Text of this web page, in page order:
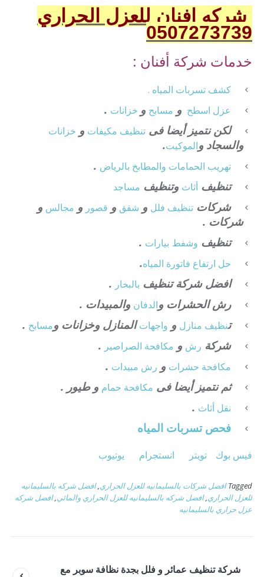
شركه افنان للعزل الحراري
0507273739
خدمات شركة أفنان :
كشف تسربات المياه .
عزل اسطح و مسابح و خزانات .
لكن نتميز أيضا فى تنظيف مكيفات و خزانات
والسجاد والموكيت.
تهريب الحمامات والمطابخ بالرياض .
تنظيف أثاث وتنظيف مساجد
شركات تنظيف فلل و شقق و قصور و مجالس و
شركات .
تنظيف وشفط بيارات .
حل ارتفاع فاتورة المياه.
افضل شركة تنظيف بالبخار .
رش الحشرات والدفان والمبيدات .
تنظيف منازل و واجهاتالمنازل وخزانات ومسابح .
شركة رش و مكافحة الصراصير .
مكافحة حشرات و رش مبيدات .
ثم نتميز أيضا فى مكافحة حمام و طيور .
نقل أثاث .
فحص تسربات المياه
فيس بوك تويتر انستجرام يوتيوب
Tagged افضل شركات بالسليمانيه للعزل الحراري,افضل شركه بالسليمانيه
للعزل الحراري,افضل شركه بالسليمانيه للعزل الحراري والمائي,افضل شركه
عزل حراري بالسليمانيه
شركة تنظيف عمائر و فلل بجدة نظافة سوبر مع